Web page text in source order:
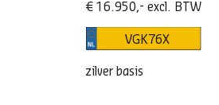
€ 16.950,- excl. BTW
VGK76X
zilver basis